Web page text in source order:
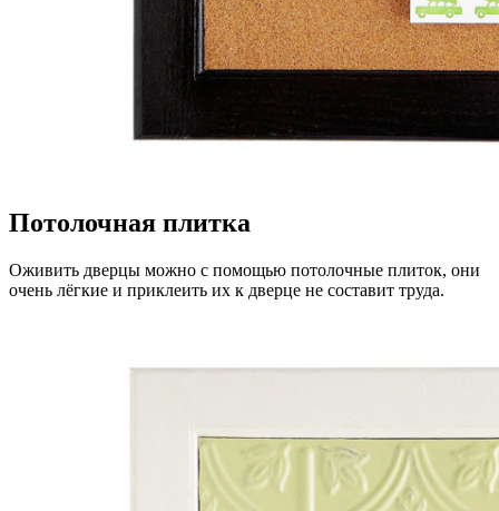
Потолочная плитка
Оживить дверцы можно с помощью потолочные плиток, они
очень лёгкие и приклеить их к дверце не составит труда.